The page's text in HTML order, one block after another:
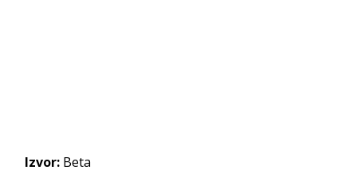
Izvor: Beta